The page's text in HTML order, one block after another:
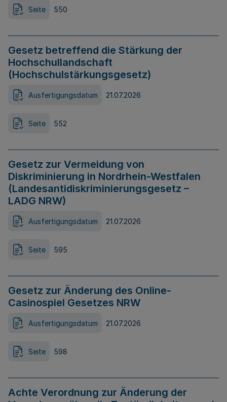
Seite 550
Gesetz betreffend die Stärkung der
Hochschullandschaft
(Hochschulstärkungsgesetz)
Ausfertigungsdatum 21.07.2026
Seite 552
Gesetz zur Vermeidung von
Diskriminierung in Nordrhein-Westfalen
(Landesantidiskriminierungsgesetz –
LADG NRW)
Ausfertigungsdatum 21.07.2026
Seite 595
Gesetz zur Änderung des Online-
Casinospiel Gesetzes NRW
Ausfertigungsdatum 21.07.2026
Seite 598
Achte Verordnung zur Änderung der